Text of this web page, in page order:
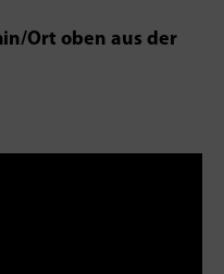
Ort oben aus der